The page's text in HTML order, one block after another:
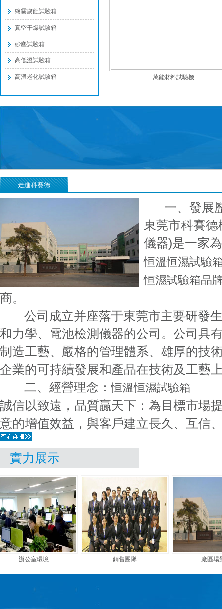
萬能材料試驗機
鹽霧腐蝕試驗箱
真空干燥試驗箱
砂塵試驗箱
高低溫試驗箱
高溫老化試驗箱
走進科賽德
一、發展
東莞市科賽
儀器)是一家
恒溫恒濕試驗
恒濕試驗箱品
商。
公司成立并座落于東莞市主要研發生
和力學、電池檢測儀器的公司。公司具
制造工藝、嚴格的管理體系、雄厚的技
企業的可持續發展和產品在技術及工藝
二、經營理念：恒溫恒濕試驗箱
誠信以致遠，品質贏天下：為目標市場
意的增值效益，與客戶建立長久、互信
實力展示
辦公室環境 銷售團隊 廠區場景圖